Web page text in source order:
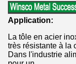
Application:
La tôle en acier
très résistante à la
Dans l'industrie